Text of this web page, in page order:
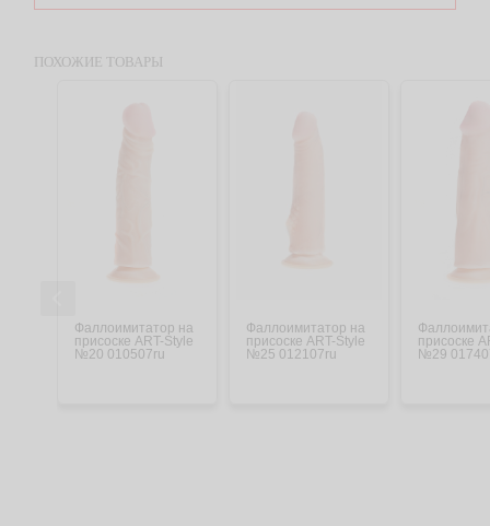
ПОХОЖИЕ ТОВАРЫ
Фаллоимитатор на
присоске ART-Style
№20 010507ru
Фаллоимитатор на
присоске ART-Style
№25 012107ru
присоске
№29